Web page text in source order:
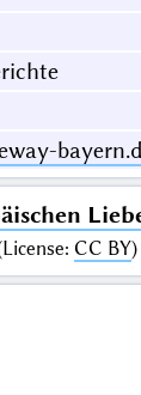
License: CC BY)